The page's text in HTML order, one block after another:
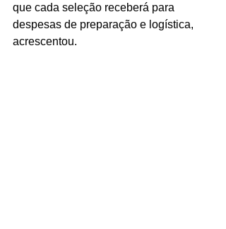
que cada seleção receberá para
despesas de preparação e logística,
acrescentou.